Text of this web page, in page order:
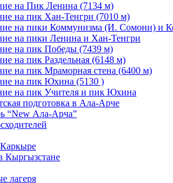
на Пик Ленина (7134 м)
на пик Хан-Тенгри (7010 м)
на пики Коммунизма (И. Сомони) и
на пики Ленина и Хан-Тенгри
на пик Победы (7439 м)
на пик Раздельная (6148 м)
на пик Мраморная стена (6400 м)
на пик Юхина (5130 )
на пик Учителя и пик Юхина
подготовка в Ала-Арче
“New Ала-Арча”
Кыргызстане
лагеря